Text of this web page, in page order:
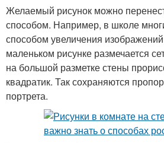
Желаемый рисунок можно
способом. Например, в школе
способом увеличения
маленьком рисунке размечается
на большой разметке стены
квадратик. Так сохраняются
портрета.